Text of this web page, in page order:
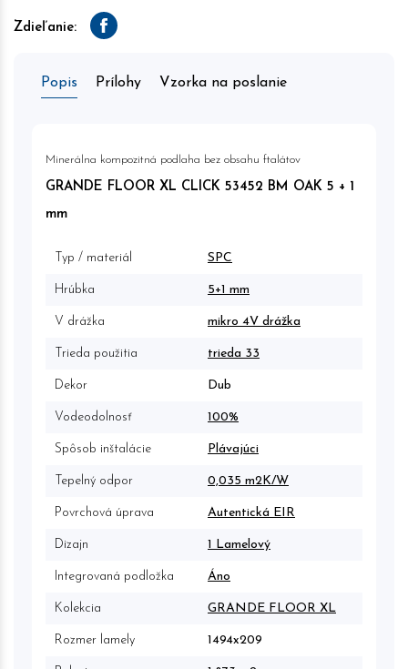
Zdieľanie: Facebook
Popis Prílohy Vzorka na poslanie
Minerálna kompozitná podlaha bez obsahu ftalátov
GRANDE FLOOR XL CLICK 53452 BM OAK 5 + 1
mm
Typ / materiál SPC
Hrúbka 5+1 mm
V drážka mikro 4V drážka
Trieda použitia trieda 33
Dekor Dub
Vodeodolnosť 100%
Spôsob inštalácie Plávajúci
Tepelný odpor 0,035 m2K/W
Povrchová úprava Autentická EIR
Dizajn 1 Lamelový
Integrovaná podložka Áno
Kolekcia GRANDE FLOOR XL
Rozmer lamely 1494x209